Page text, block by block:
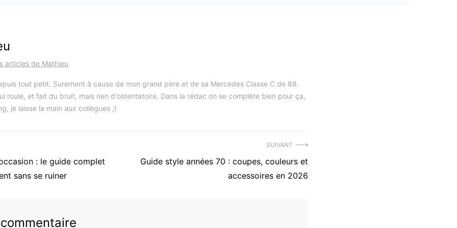
articles de Mathieu
tout petit. Surement à cause de mon grand père et de sa Mercedes Classe C de 88.
roule, et fait du bruit, mais rien d'ostentatoire. Dans la rédac on se complète bien pour ça,
je laisse la main aux collègues ;)
: le guide complet
sans se ruiner
SUIVANT
ArticleGuide style années 70 : coupes, couleurs et
accessoires en 2026